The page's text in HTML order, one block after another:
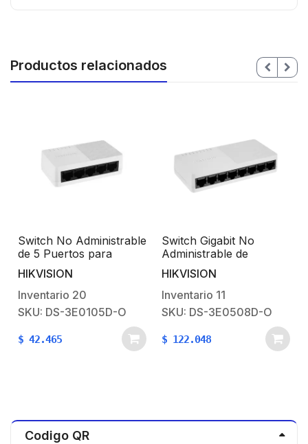
Productos relacionados
Switch No Administrable
de 5 Puertos para
Escritorio / Fast
Ethernet 10 / 100 Mbps
/ Diseño Compacto y
Estetico
HIKVISION
Inventario 20
SKU: DS-3E0105D-O
$ 42.465
Switch Gigabit No
Administrable de
Escritorio de 8 Puertos
10 / 100 / 1000 Mbps /
Diseño Compacto y
Estetico
HIKVISION
Inventario 11
SKU: DS-3E0508D-O
$ 122.048
Codigo QR